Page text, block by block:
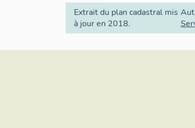
Extrait du plan cadastral mis
à jour en 2018.